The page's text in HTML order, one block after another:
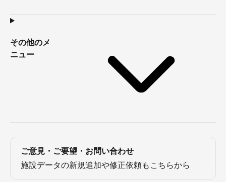
その他のメ
ニュー
ご意見・ご要望・お問い合わせ
施設データの新規追加や修正依頼もこちらから